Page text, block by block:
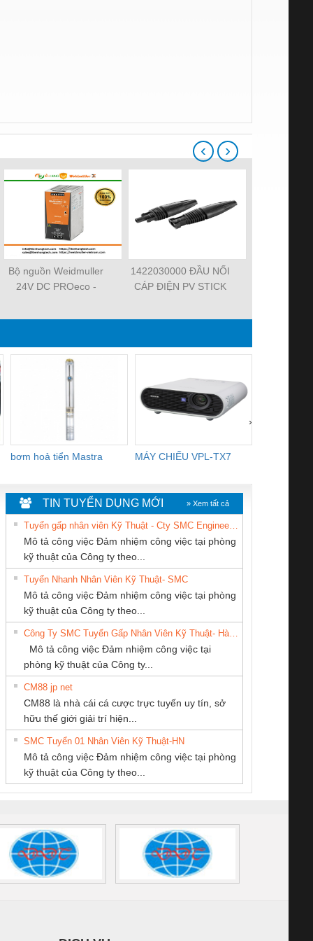
Bộ nguồn Weidmuller
24V DC PROeco -
1422030000 ĐẦU NỐI
CÁP ĐIỆN PV STICK
‹ ›
bơm hoả tiển Mastra MÁY CHIẾU VPL-TX7
›
Le An Toàn
Contact
– PSR-
SCP-
FSP/2X1/1X2
sát chuỗi
tấm pin
16I+
(2502520000)
Bộ giám sát chuỗi
tấm pin
TRANSCLINIC 16I+
1K5 L (2433950000)
Bộ giám sát dòng
TRANSCLINIC 16I+
(2008130000)
Bộ chỉnh lưu nguồn
điện TRANSCLINIC
BKE 1K5.4
(7791400879)2. Giá
Nẹp nhôm chống
trơn Đà Nẵng
CÔNG TY CP TỰ
ĐỘNG TIẾN
HƯNG
CÔNG TY TNHH
KỸ THUẬT KTECH
VIỆT NAM
Tan Dong Cang
CÔNG TY TNHH
THƯƠNG MẠI
DỊCH VỤ KỸ
THUẬT ĐIỆN CƠ
GIA HƯNG PHÁT
PHẦN DÂY VÀ
CÁP ĐIỆN
THƯỢNG ĐÌNH
THƯƠNG MẠI
TIN TUYỂN DỤNG MỚI » Xem tất cả
Mô tả công việc Đảm nhiệm công việc tại phòng
kỹ thuật của Công ty theo...
Tuyển Nhanh Nhân Viên Kỹ Thuật- SMC
Mô tả công việc Đảm nhiệm công việc tại phòng
kỹ thuật của Công ty theo...
Mô tả công việc Đảm nhiệm công việc tại
phòng kỹ thuật của Công ty...
CM88 jp net
CM88 là nhà cái cá cược trực tuyến uy tín, sở
hữu thế giới giải trí hiện...
SMC Tuyển 01 Nhân Viên Kỹ Thuật-HN
Mô tả công việc Đảm nhiệm công việc tại phòng
kỹ thuật của Công ty theo...